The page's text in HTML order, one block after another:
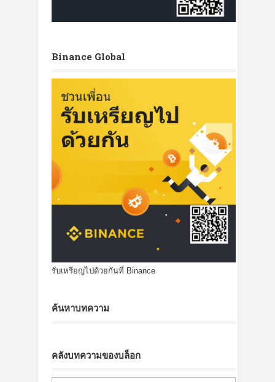
Binance Global
รับเหรียญไปด้วยกันที่ Binance
ค้นหาบทความ
คลังบทความของบล็อก